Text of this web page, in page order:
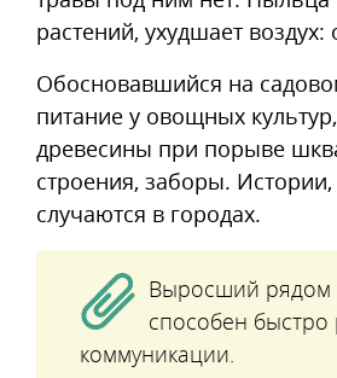
растений, ухудшает
Обосновавшийся на
питание у овощных
древесины при порыве
строения, заборы.
случаются в городах.
Выросший рядом
способен
коммуникации.